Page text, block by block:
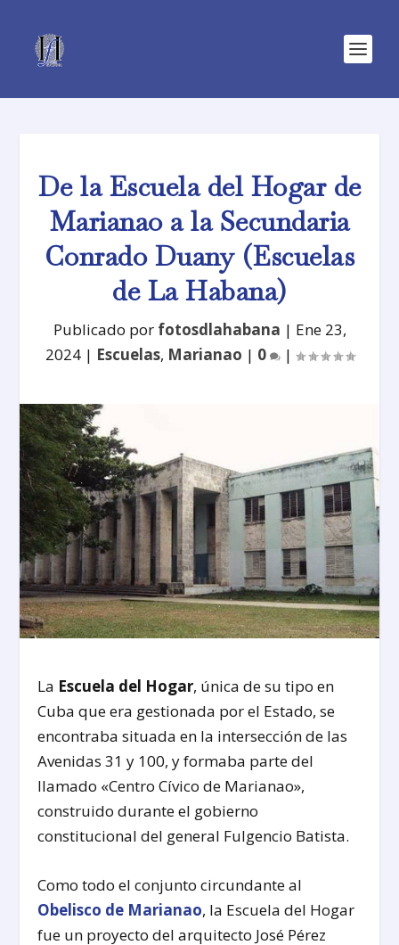
De la Escuela del Hogar de
Marianao a la Secundaria
Conrado Duany (Escuelas
de La Habana)
Publicado por fotosdlahabana | Ene 23,
2024| Escuelas, Marianao | 0 |
La Escuela del Hogar, única de su tipo en
Cuba que era gestionada por el Estado, se
encontraba situada en la intersección de las
Avenidas 31 y 100, y formaba parte del
llamado «Centro Cívico de Marianao»,
construido durante el gobierno
constitucional del general Fulgencio Batista.
Como todo el conjunto circundante al
Obelisco de Marianao, la Escuela del Hogar
fue un proyecto del arquitecto José Pérez